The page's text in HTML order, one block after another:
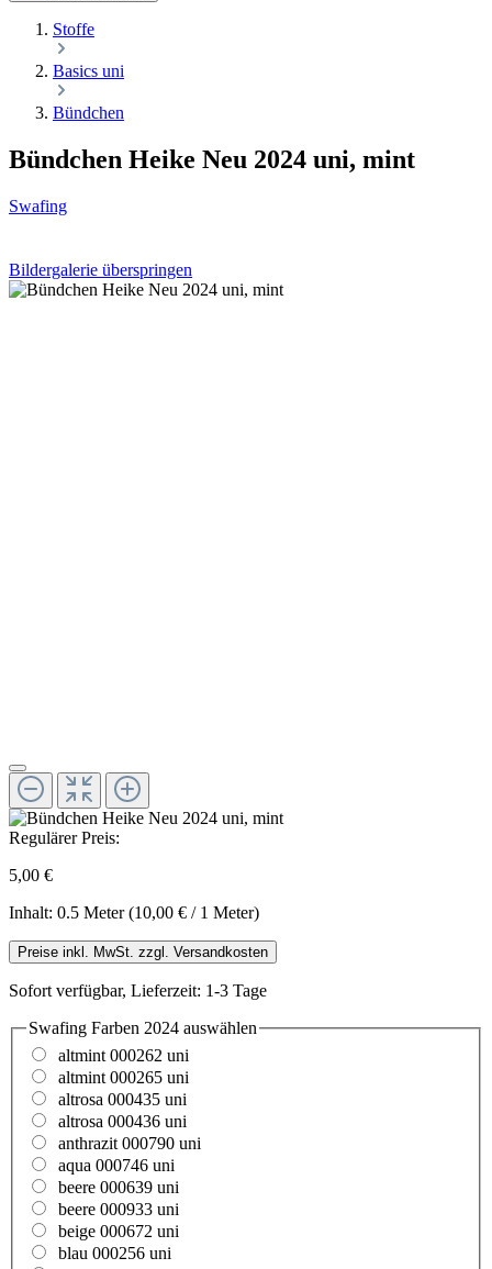
Stoffe
Basics uni
Bündchen
Bündchen Heike Neu 2024 uni, mint
Swafing
Bildergalerie überspringen
Regulärer Preis:
5,00 €
Inhalt: 0.5 Meter(10,00 € / 1 Meter)
Preise inkl. MwSt. zzgl. Versandkosten
Sofort verfügbar, Lieferzeit: 1-3 Tage
Swafing Farben 2024 auswählen
altmint 000262 uni
altmint 000265 uni
altrosa 000435 uni
altrosa 000436 uni
anthrazit 000790 uni
aqua 000746 uni
beere 000639 uni
beere 000933 uni
beige 000672 uni
blau 000256 uni